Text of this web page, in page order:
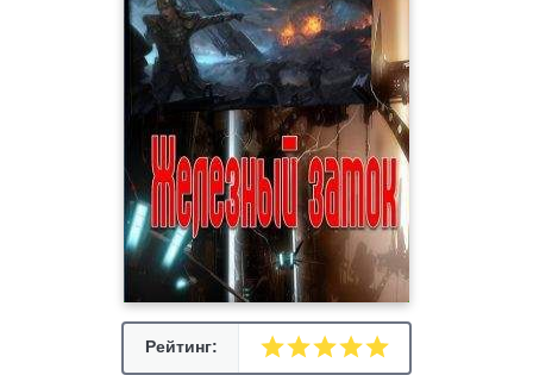
Рейтинг: